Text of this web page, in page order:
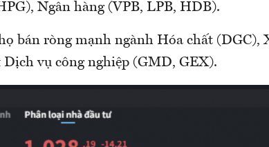
Ngân hàng (VPB, LPB, HDB).
bán ròng mạnh ngành Hóa chất (DGC),
Dịch vụ công nghiệp (GMD, GEX).